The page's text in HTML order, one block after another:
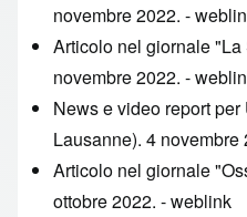
novembre 2022. -
Articolo nel giornale "La
novembre 2022. -
News e video report
Lausanne). 4 novembre
Articolo nel giornale
ottobre 2022. -weblink